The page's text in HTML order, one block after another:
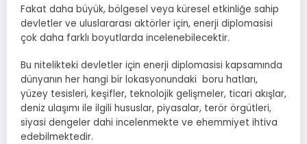
Fakat daha büyük, bölgesel veya küresel etkinliğe sahip
devletler ve uluslararası aktörler için, enerji diplomasisi
çok daha farklı boyutlarda incelenebilecektir.
Bu nitelikteki devletler için enerji diplomasisi kapsamında
dünyanın her hangi bir lokasyonundaki boru hatları,
yüzey tesisleri, keşifler, teknolojik gelişmeler, ticari akışlar,
deniz ulaşımı ile ilgili hususlar, piyasalar, terör örgütleri,
siyasi dengeler dahi incelenmekte ve ehemmiyet ihtiva
edebilmektedir.